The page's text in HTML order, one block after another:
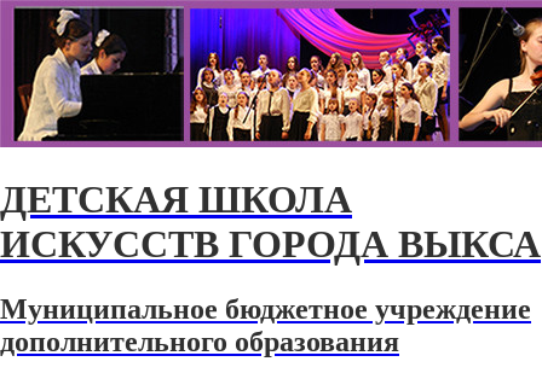
ДЕТСКАЯ ШКОЛА
ИСКУССТВ ГОРОДА ВЫКСА
Муниципальное бюджетное учреждение
дополнительного образования